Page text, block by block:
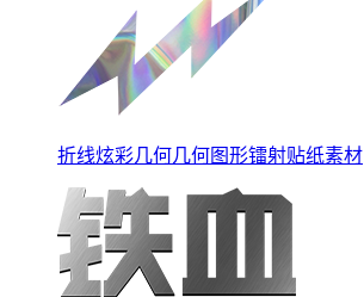
折线炫彩几何几何图形镭射贴纸素材